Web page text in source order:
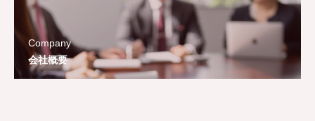
Company
会社概要